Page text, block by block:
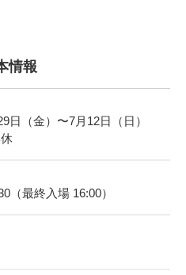
情報
日（金）〜7月12日（日）
（最終入場 16:00）